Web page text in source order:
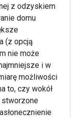
z odzyskiem
domu
(z opcją
nie może
i w
możliwości
to, czy wokół
stworzone